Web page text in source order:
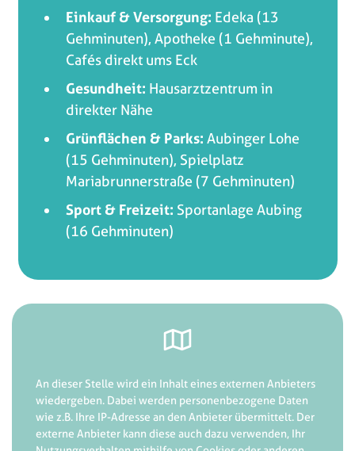
Einkauf & Versorgung: Edeka (13
Gehminuten), Apotheke (1 Gehminute),
Cafés direkt ums Eck
Gesundheit: Hausarztzentrum in
direkter Nähe
Grünflächen & Parks: Aubinger Lohe
(15 Gehminuten), Spielplatz
Mariabrunnerstraße (7 Gehminuten)
Sport & Freizeit: Sportanlage Aubing
(16 Gehminuten)
An dieser Stelle wird ein Inhalt eines externen Anbieters
wiedergeben. Dabei werden personenbezogene Daten
wie z.B. Ihre IP-Adresse an den Anbieter übermittelt. Der
externe Anbieter kann diese auch dazu verwenden, Ihr